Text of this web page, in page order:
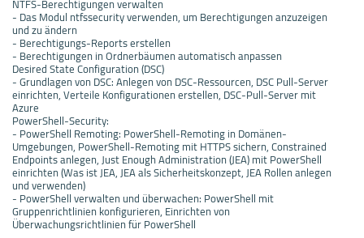
NTFS-Berechtigungen verwalten
- Das Modul ntfssecurity verwenden, um Berechtigungen anzuzeigen
und zu ändern
- Berechtigungs-Reports erstellen
- Berechtigungen in Ordnerbäumen automatisch anpassen
Desired State Configuration (DSC)
- Grundlagen von DSC: Anlegen von DSC-Ressourcen, DSC Pull-Server
einrichten, Verteile Konfigurationen erstellen, DSC-Pull-Server mit
Azure
PowerShell-Security:
- PowerShell Remoting: PowerShell-Remoting in Domänen-
Umgebungen, PowerShell-Remoting mit HTTPS sichern, Constrained
Endpoints anlegen, Just Enough Administration (JEA) mit PowerShell
einrichten (Was ist JEA, JEA als Sicherheitskonzept, JEA Rollen anlegen
und verwenden)
- PowerShell verwalten und überwachen: PowerShell mit
Gruppenrichtlinien konfigurieren, Einrichten von
Überwachungsrichtlinien für PowerShell